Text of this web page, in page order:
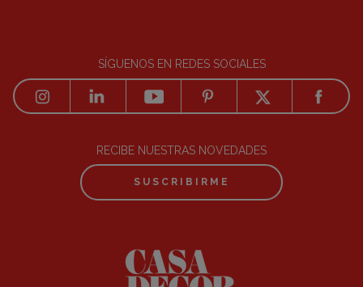
SÍGUENOS EN REDES SOCIALES
RECIBE NUESTRAS NOVEDADES
SUSCRIBIRME